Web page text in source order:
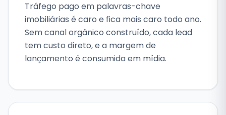
Tráfego pago em palavras-chave
imobiliárias é caro e fica mais caro todo ano.
Sem canal orgânico construído, cada lead
tem custo direto, e a margem de
lançamento é consumida em mídia.